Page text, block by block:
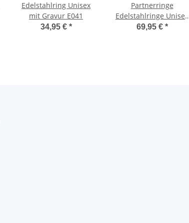
Edelstahlring Unisex
mit Gravur E041
34,95 € *
Partnerringe
Edelstahlringe Unisex
H018
69,95 € *